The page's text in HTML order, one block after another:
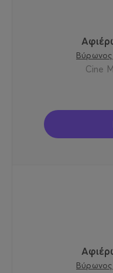
Βύρωνος
Cine
Βύρωνος